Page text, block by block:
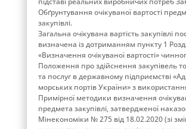
Обґрунтування очікуваної вартості
закупівлі.
Загальна очікувана вартість закупівлі
визначена із дотриманням пункту 1
«Визначення очікуваної вартості»
Положення про здійснення закупівель
та послуг в державному підприємстві
морських портів України» з
Примірної методики визначення
предмета закупівлі, затвердженої
Мінекономіки № 275 від 18.02.2020 (зі